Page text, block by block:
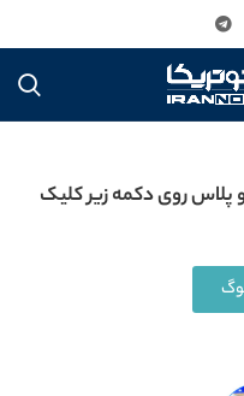
پلاس روی دکمه زیر کلیک